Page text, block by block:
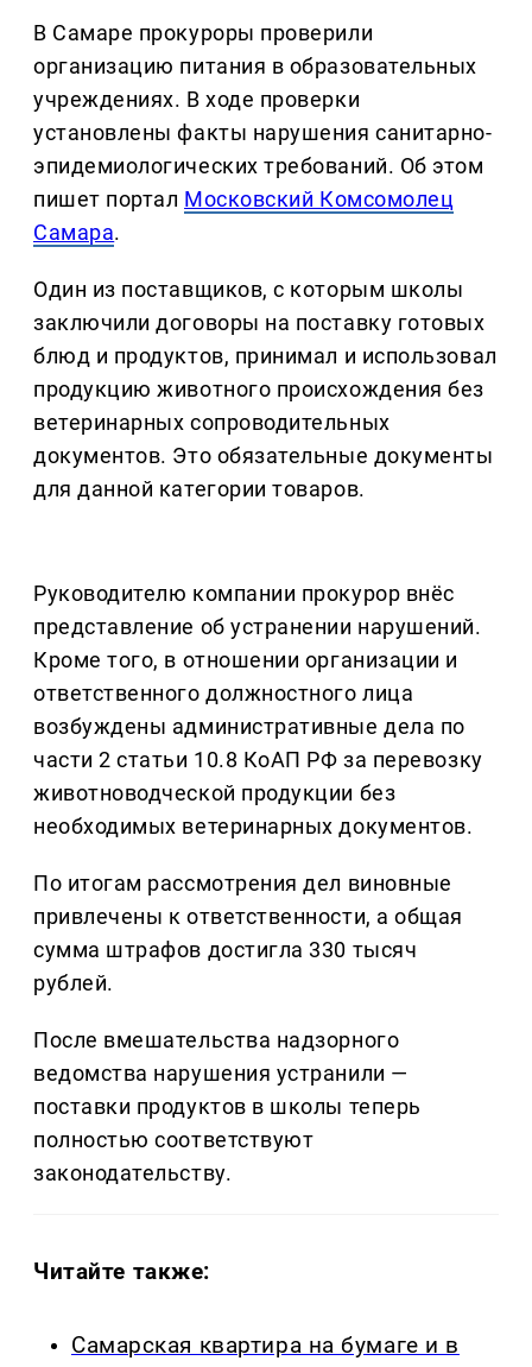
В Самаре прокуроры проверили
организацию питания в образовательных
учреждениях. В ходе проверки
установлены факты нарушения санитарно-
эпидемиологических требований. Об этом
пишет портал Московский Комсомолец
Самара.
Один из поставщиков, с которым школы
заключили договоры на поставку готовых
блюд и продуктов, принимал и использовал
продукцию животного происхождения без
ветеринарных сопроводительных
документов. Это обязательные документы
для данной категории товаров.
Руководителю компании прокурор внёс
представление об устранении нарушений.
Кроме того, в отношении организации и
ответственного должностного лица
возбуждены административные дела по
части 2 статьи 10.8 КоАП РФ за перевозку
животноводческой продукции без
необходимых ветеринарных документов.
По итогам рассмотрения дел виновные
привлечены к ответственности, а общая
сумма штрафов достигла 330 тысяч
рублей.
После вмешательства надзорного
ведомства нарушения устранили —
поставки продуктов в школы теперь
полностью соответствуют
законодательству.
Читайте также:
Самарская квартира на бумаге и в